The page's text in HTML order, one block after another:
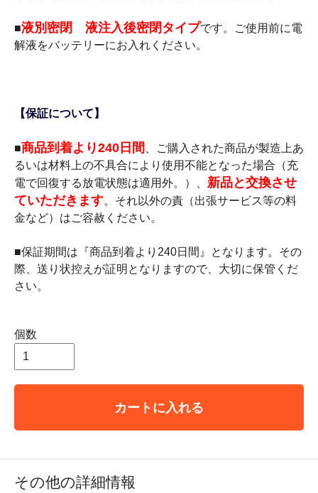
■液別密閉 液注入後密閉タイプです。ご使用前に電
解液をバッテリーにお入れください。
【保証について】
■商品到着より240日間
、ご購入された商品が製造上あ
るいは材料上の不具合により使用不能となった場合（充
電で回復する放電状態は適用外。）、 新品と交換させ
ていただきます。それ以外の責（出張サービス等の料
金など）はご容赦ください。
■保証期間は『商品到着より240日間』となります。その
際、送り状控えが証明となりますので、大切に保管くだ
さい。
個数
カートに入れる
その他の詳細情報